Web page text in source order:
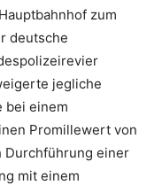
zum
deutsche
jegliche
bei einem
Promillewert von
Durchführung einer
mit einem